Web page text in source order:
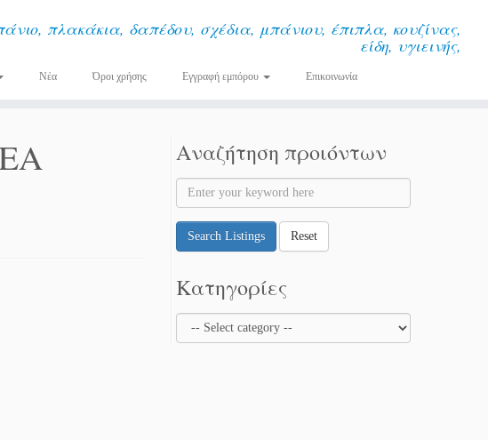
πλακάκια, δαπέδου, σχέδια, μπάνιου, έπιπλα, κουζίνας,
είδη, υγιεινής,
Νέα Όροι χρήσης Εγγραφή εμπόρου Επικοινωνία
Αναζήτηση προιόντων
Search Listings Reset
Κατηγορίες